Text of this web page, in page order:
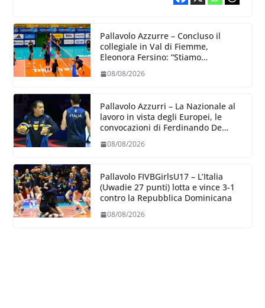
Pallavolo Azzurre – Concluso il
collegiale in Val di Fiemme,
Eleonora Fersino: “Stiamo
dove poter migliorare”.
08/08/2026
Pallavolo Azzurri – La Nazionale al
lavoro in vista degli Europei, le
convocazioni di Ferdinando De
08/08/2026
Pallavolo FIVBGirlsU17 – L’Italia
(Uwadie 27 punti) lotta e vince 3-1
contro la Repubblica Dominicana
08/08/2026